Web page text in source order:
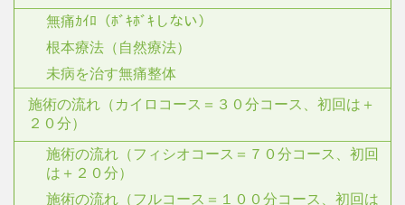
無痛ｶｲﾛ（ﾎﾞｷﾎﾞｷしない）
根本療法（自然療法）
未病を治す無痛整体
施術の流れ（カイロコース＝３０分コース、初回は＋
２０分）
施術の流れ（フィシオコース＝７０分コース、初回
は＋２０分）
施術の流れ（フルコース＝１００分コース、初回は